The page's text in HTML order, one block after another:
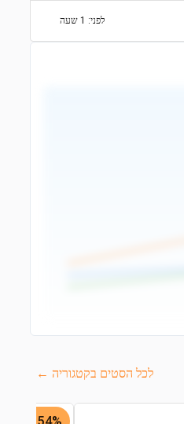
לפני: 1 שעה
לכל הסטים בקטגוריה ←